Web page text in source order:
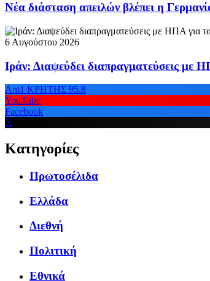
Νέα διάσταση απειλών βλέπει η
6 Αυγούστου 2026
Ιράν: Διαψεύδει διαπραγματεύσεις με
Ant1 ΚΡΗΤΗΣ 95.8
YouTube
Facebook
X
Κατηγορίες
Πρωτοσέλιδα
Ελλάδα
Διεθνή
Πολιτική
Εθνικά